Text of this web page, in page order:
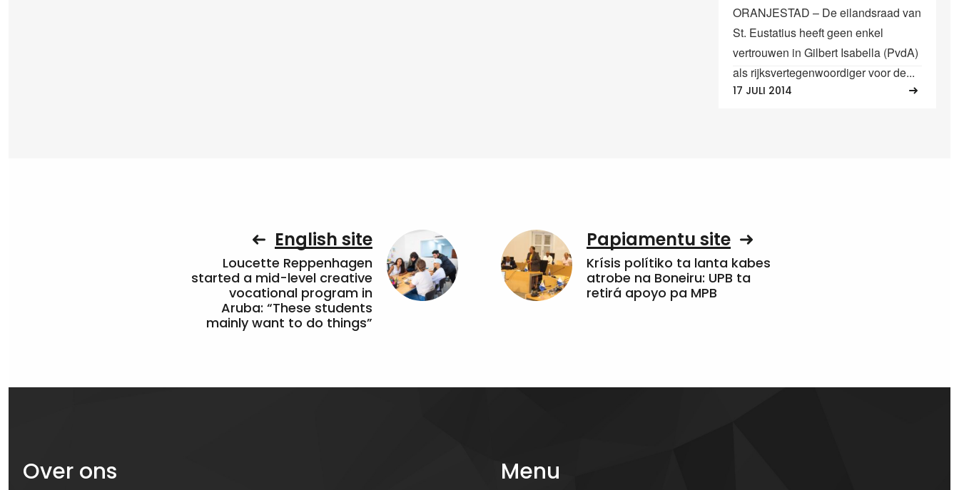
ORANJESTAD – De eilandsraad van
St. Eustatius heeft geen enkel
vertrouwen in Gilbert Isabella (PvdA)
als rijksvertegenwoordiger voor de...
17 JULI 2014
English site
Loucette Reppenhagen
started a mid-level creative
vocational program in
Aruba: “These students
mainly want to do things”
Papiamentu site
Krísis polítiko ta lanta kabes
atrobe na Boneiru: UPB ta
retirá apoyo pa MPB
Over ons Menu